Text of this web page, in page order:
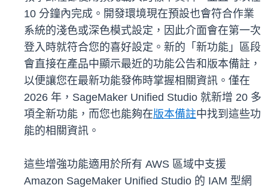
10 分鐘內完成。開發環境現在預設也會符合作業
系統的淺色或深色模式設定，因此介面會在第一次
登入時就符合您的喜好設定。新的「新功能」區段
會直接在產品中顯示最近的功能公告和版本備註，
以便讓您在最新功能發佈時掌握相關資訊。僅在
2026 年，SageMaker Unified Studio 就新增 20 多
項全新功能，而您也能夠在版本備註中找到這些功
能的相關資訊。
這些增強功能適用於所有 AWS 區域中支援
Amazon SageMaker Unified Studio 的 IAM 型網